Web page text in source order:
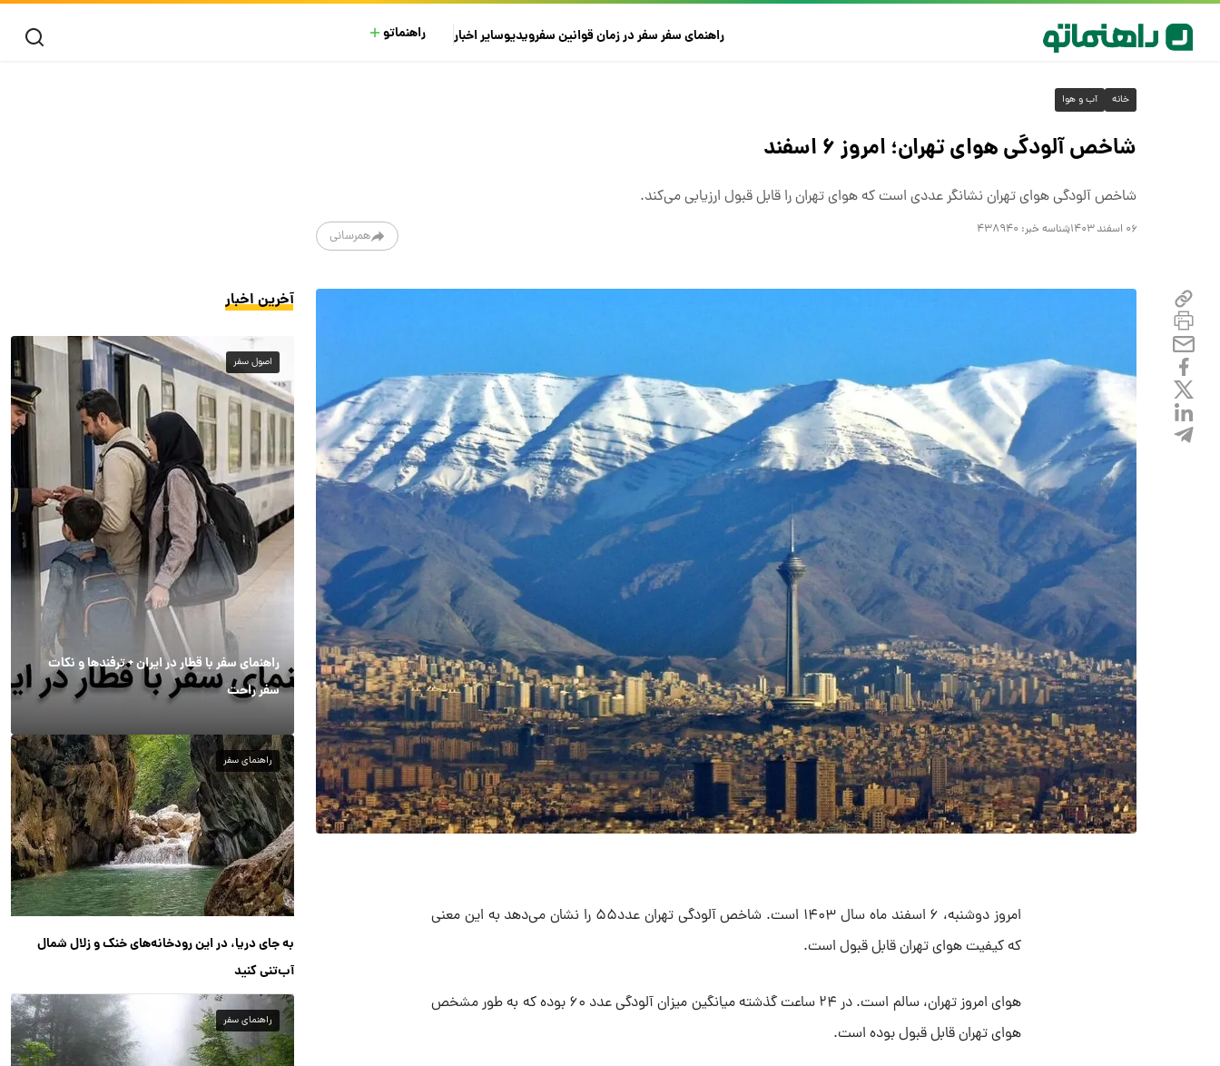
راهنمای سفرسفر در زمانقوانین سفرویدیوسایراخبار راهنماتو
خانه آب و هوا
شاخص آلودگی هوای تهران؛ امروز ۶ اسفند
شاخص آلودگی هوای تهران نشانگر عددی است که هوای تهران را قابل قبول ارزیابی می‌کند.
۰۶ اسفند ۱۴۰۳ شناسه خبر: ۴۳۸۹۴۰ همرسانی
امروز دوشنبه، ۶ اسفند ماه سال ۱۴۰۳ است. شاخص آلودگی تهران عدد۵۵ را نشان می‌دهد به این معنی
که کیفیت هوای تهران قابل قبول است.
هوای امروز تهران، سالم است. در ۲۴ ساعت گذشته میانگین میزان آلودگی عدد ۶۰ بوده که به طور مشخص
هوای تهران قابل قبول بوده است.
آخرین اخبار
اصول سفر
راهنمای سفر با قطار در ایران + ترفندها و نکات
سفر راحت
راهنمای سفر
به جای دریا، در این رودخانه‌های خنک و زلال شمال
آب‌تنی کنید
راهنمای سفر